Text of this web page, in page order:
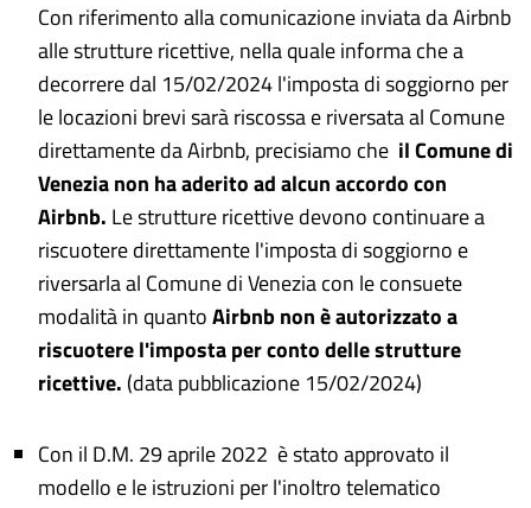
Con riferimento alla comunicazione inviata da Airbnb
alle strutture ricettive, nella quale informa che a
decorrere dal 15/02/2024 l'imposta di soggiorno per
le locazioni brevi sarà riscossa e riversata al Comune
direttamente da Airbnb, precisiamo che il Comune di
Venezia non ha aderito ad alcun accordo con
Airbnb. Le strutture ricettive devono continuare a
riscuotere direttamente l'imposta di soggiorno e
riversarla al Comune di Venezia con le consuete
modalità in quantoAirbnb non è autorizzato a
riscuotere l'imposta per conto delle strutture
ricettive. (data pubblicazione 15/02/2024)
Con il D.M. 29 aprile 2022 è stato approvato il
modello e le istruzioni per l'inoltro telematico